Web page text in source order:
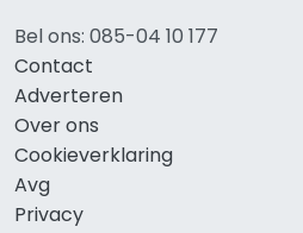
Bel ons: 085-04 10 177
Contact
Adverteren
Over ons
Cookieverklaring
Avg
Privacy